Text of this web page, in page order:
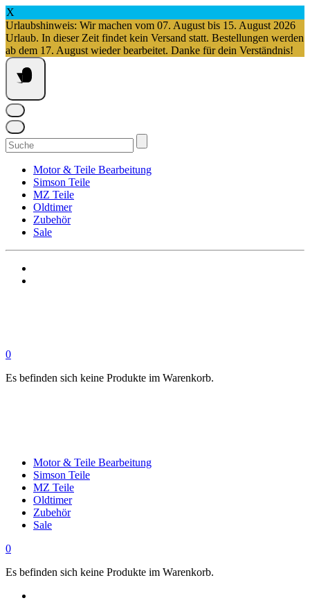
X
Urlaubshinweis: Wir machen vom 07. August bis 15. August 2026
Urlaub. In dieser Zeit findet kein Versand statt. Bestellungen werden
ab dem 17. August wieder bearbeitet. Danke für dein Verständnis!
Springe
zum
Inhalt
Suchen
nach:
Motor & Teile Bearbeitung
Simson Teile
MZ Teile
Oldtimer
Zubehör
Sale
0
Es befinden sich keine Produkte im Warenkorb.
Motor & Teile Bearbeitung
Simson Teile
MZ Teile
Oldtimer
Zubehör
Sale
0
Es befinden sich keine Produkte im Warenkorb.